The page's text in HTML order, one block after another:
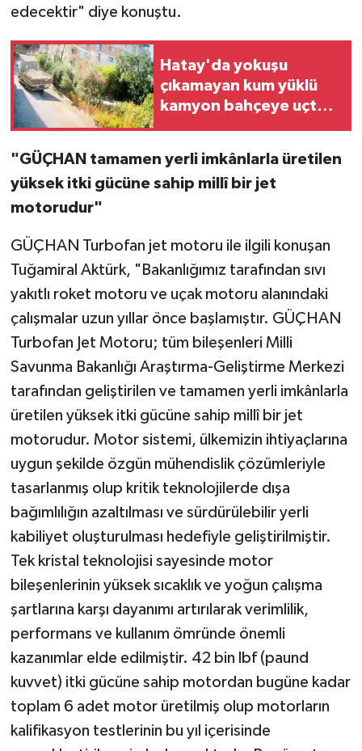
edecektir" diye konuştu.
Hatay'da yokuşu
çıkamayan kum yüklü
kamyon bahçeye uçtu,
"GÜÇHAN tamamen yerli imkânlarla üretilen
yüksek itki gücüne sahip millî bir jet
motorudur"
GÜÇHAN Turbofan jet motoru ile ilgili konuşan
Tuğamiral Aktürk, "Bakanlığımız tarafından sıvı
yakıtlı roket motoru ve uçak motoru alanındaki
çalışmalar uzun yıllar önce başlamıştır. GÜÇHAN
Turbofan Jet Motoru; tüm bileşenleri Milli
Savunma Bakanlığı Araştırma-Geliştirme Merkezi
tarafından geliştirilen ve tamamen yerli imkânlarla
üretilen yüksek itki gücüne sahip millî bir jet
motorudur. Motor sistemi, ülkemizin ihtiyaçlarına
uygun şekilde özgün mühendislik çözümleriyle
tasarlanmış olup kritik teknolojilerde dışa
bağımlılığın azaltılması ve sürdürülebilir yerli
kabiliyet oluşturulması hedefiyle geliştirilmiştir.
Tek kristal teknolojisi sayesinde motor
bileşenlerinin yüksek sıcaklık ve yoğun çalışma
şartlarına karşı dayanımı artırılarak verimlilik,
performans ve kullanım ömründe önemli
kazanımlar elde edilmiştir. 42 bin lbf (paund
kuvvet) itki gücüne sahip motordan bugüne kadar
toplam 6 adet motor üretilmiş olup motorların
kalifikasyon testlerinin bu yıl içerisinde